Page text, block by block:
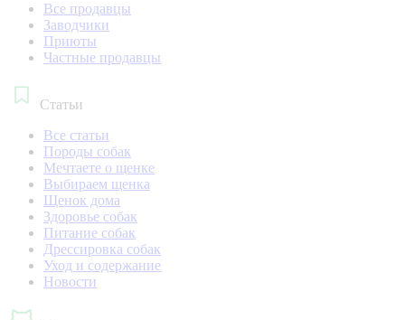
Все продавцы
Заводчики
Приюты
Частные продавцы
Статьи
Все статьи
Породы собак
Мечтаете о щенке
Выбираем щенка
Щенок дома
Здоровье собак
Питание собак
Дрессировка собак
Уход и содержание
Новости